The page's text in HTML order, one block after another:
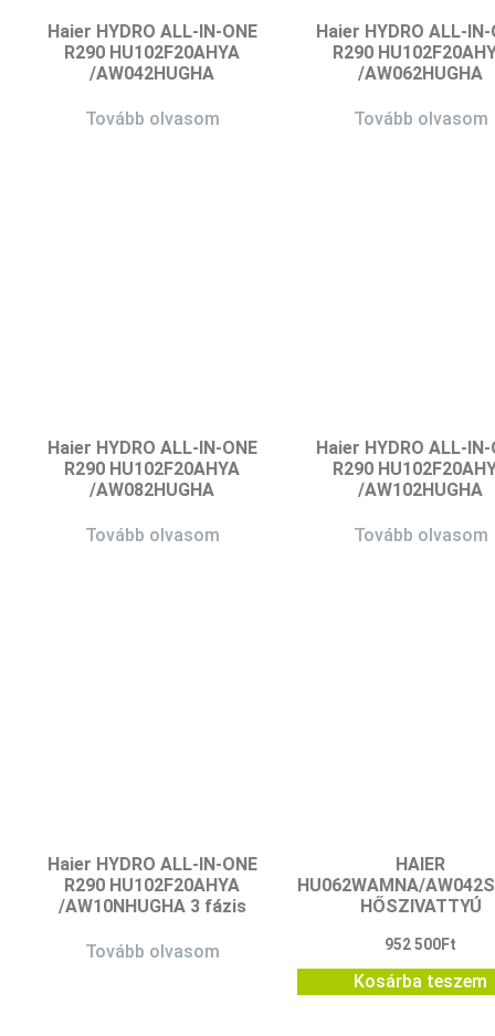
Haier HYDRO ALL-IN-ONE
R290 HU102F20AHYA
/AW042HUGHA
Tovább olvasom
Haier HYDRO ALL-IN-
R290
/AW062HUGHA
Tovább olvasom
Haier HYDRO ALL-IN-ONE
R290 HU102F20AHYA
/AW082HUGHA
Tovább olvasom
Haier HYDRO ALL-IN-
R290
/AW102HUGHA
Tovább olvasom
Haier HYDRO ALL-IN-ONE
R290 HU102F20AHYA
/AW10NHUGHA 3 fázis
Tovább olvasom
HAIER
HU062WAMNA/
HŐSZIVATTYÚ
952 500Ft
Kosárba teszem